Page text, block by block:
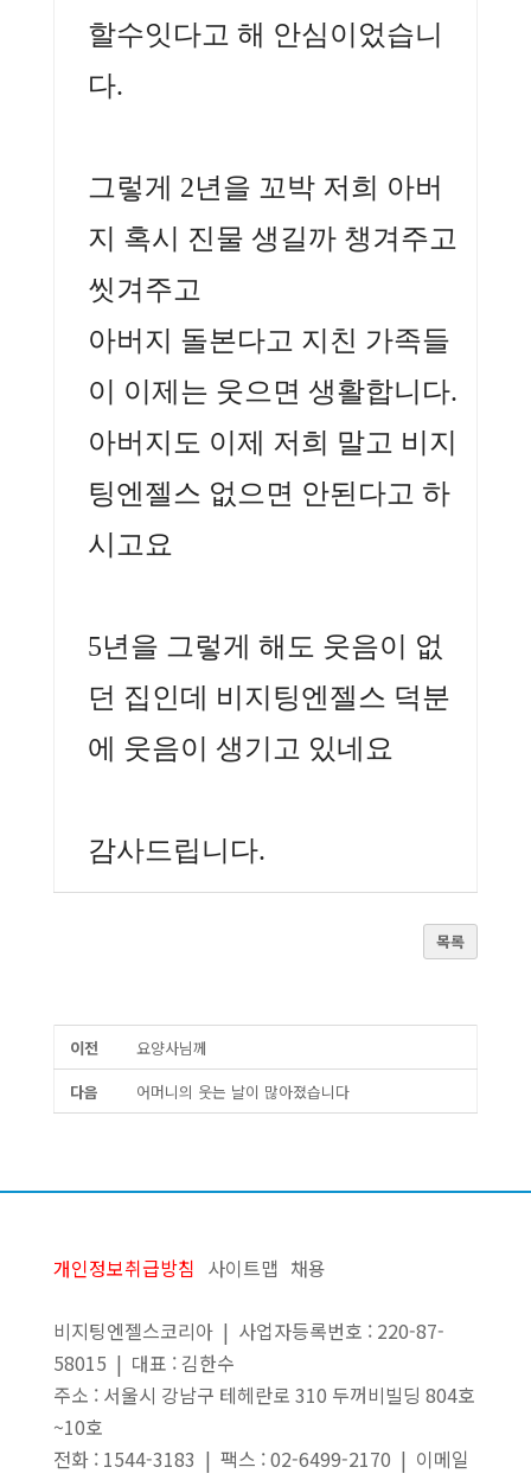
할수잇다고 해 안심이었습니
다.
그렇게 2년을 꼬박 저희 아버
지 혹시 진물 생길까 챙겨주고
씻겨주고
아버지 돌본다고 지친 가족들
이 이제는 웃으면 생활합니다.
아버지도 이제 저희 말고 비지
팅엔젤스 없으면 안된다고 하
시고요
5년을 그렇게 해도 웃음이 없
던 집인데 비지팅엔젤스 덕분
에 웃음이 생기고 있네요
감사드립니다.
목록
이전
요양사님께
다음
어머니의 웃는 날이 많아졌습니다
개인정보취급방침 사이트맵 채용
비지팅엔젤스코리아 | 사업자등록번호 : 220-87-
58015 | 대표 : 김한수
주소 : 서울시 강남구 테헤란로 310 두꺼비빌딩 804호
~10호
전화 : 1544-3183 | 팩스 : 02-6499-2170 | 이메일